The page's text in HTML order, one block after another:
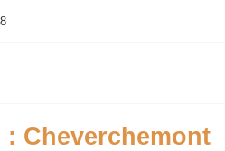
Cheverchemont